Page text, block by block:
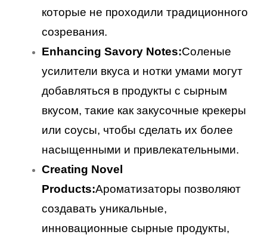
которые не проходили традиционного
созревания.
Enhancing Savory Notes:Соленые
усилители вкуса и нотки умами могут
добавляться в продукты с сырным
вкусом, такие как закусочные крекеры
или соусы, чтобы сделать их более
насыщенными и привлекательными.
Creating Novel
Products:Ароматизаторы позволяют
создавать уникальные,
инновационные сырные продукты,